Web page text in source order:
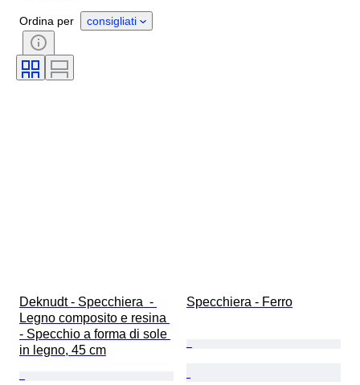
Condizioni
Colore
Epoca
Ordina per consigliati
Deknudt - Specchiera  -
Legno composito e resina
- Specchio a forma di sole
in legno, 45 cm
Specchiera - Ferro